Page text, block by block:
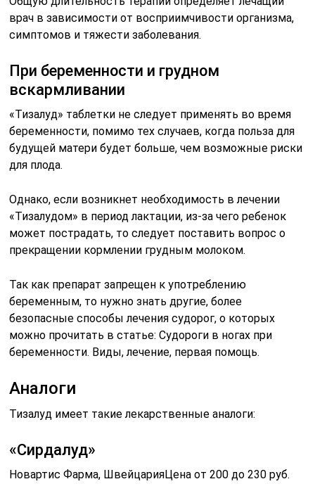
врач в зависимости от восприимчивости организма,
симптомов и тяжести заболевания.
При беременности и грудном
вскармливании
«Тизалуд» таблетки не следует применять во время
беременности, помимо тех случаев, когда польза для
будущей матери будет больше, чем возможные риски
для плода.
Однако, если возникнет необходимость в лечении
«Тизалудом» в период лактации, из-за чего ребенок
может пострадать, то следует поставить вопрос о
прекращении кормлении грудным молоком.
Так как препарат запрещен к употреблению
беременным, то нужно знать другие, более
безопасные способы лечения судорог, о которых
можно прочитать в статье: Судороги в ногах при
беременности. Виды, лечение, первая помощь.
Аналоги
Тизалуд имеет такие лекарственные аналоги:
«Сирдалуд»
Новартис Фарма, ШвейцарияЦена от 200 до 230 руб.